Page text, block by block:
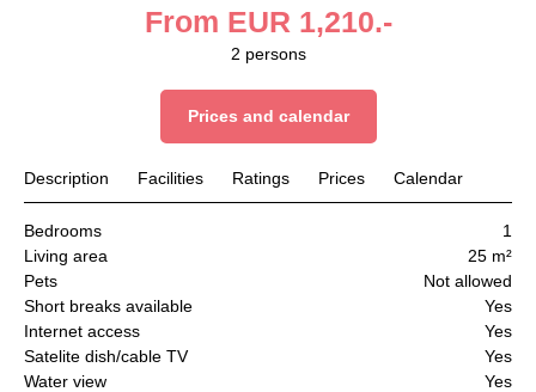
From EUR 1,210.-
2 persons
Prices and calendar
Description Facilities Ratings Prices Calendar
Bedrooms
1
Living area
25 m²
Pets
Not allowed
Short breaks available
Yes
Internet access
Yes
Satelite dish/cable TV
Yes
Water view
Yes